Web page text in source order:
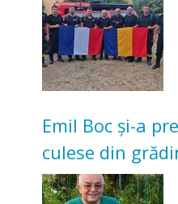
Emil Boc și-a
culese din
nu poate oferi